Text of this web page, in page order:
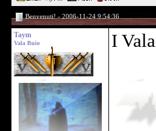
Benvenuti! - 2006-11-24 9:54:36
Taym
Vala Buio I